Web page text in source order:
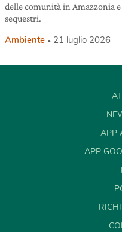
delle comunità in Amazzonia
sequestri.
Ambiente 21 luglio 2026
APP
APP